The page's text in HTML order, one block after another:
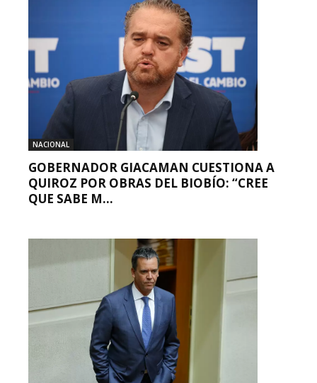
NACIONAL
GOBERNADOR GIACAMAN CUESTIONA A
QUIROZ POR OBRAS DEL BIOBÍO: “CREE
QUE SABE M...